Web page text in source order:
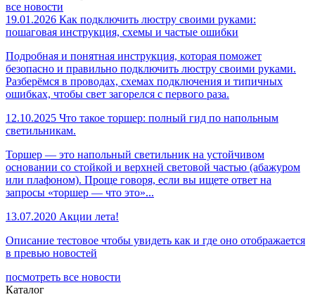
все новости
19.01.2026 Как подключить люстру своими руками:
пошаговая инструкция, схемы и частые ошибки
Подробная и понятная инструкция, которая поможет
безопасно и правильно подключить люстру своими руками.
Разберёмся в проводах, схемах подключения и типичных
ошибках, чтобы свет загорелся с первого раза.
12.10.2025 Что такое торшер: полный гид по напольным
светильникам.
Торшер — это напольный светильник на устойчивом
основании со стойкой и верхней световой частью (абажуром
или плафоном). Проще говоря, если вы ищете ответ на
запросы «торшер — что это»...
13.07.2020 Акции лета!
Описание тестовое чтобы увидеть как и где оно отображается
в превью новостей
посмотреть все новости
Каталог